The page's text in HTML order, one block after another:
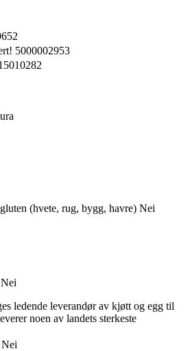
5000002953
(hvete, rug, bygg, havre) Nei
Nei
Nei
ledende leverandør av kjøtt og egg til
noen av landets sterkeste